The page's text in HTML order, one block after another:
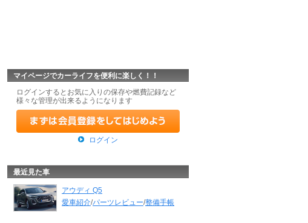
マイページでカーライフを便利に楽しく！！
ログインするとお気に入りの保存や燃費記録など
様々な管理が出来るようになります
ログイン
最近見た車
アウディ Q5
愛車紹介/パーツレビュー/整備手帳